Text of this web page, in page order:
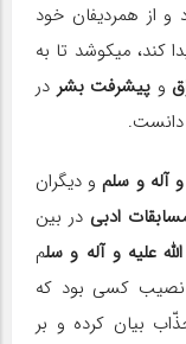
از دیگران بیشتر شود و از هم‎ردیفان خود
بیشتری پیدا کند، می‎کوشد تا به
و پیشرفت بشر در
دانست.
و آله و سلمو دیگران
ادبی در بین
علیه و آله و سلم
نصیب کسی بود که
بیان کرده و بر